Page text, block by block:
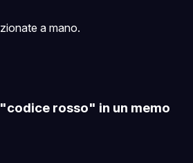
a mano.
rosso" in un memo